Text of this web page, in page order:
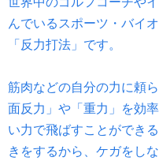
んでいるスポーツ・バイ
「反力打法」です。
筋肉などの自分の力に頼
面反力」や「重力」を効
い力で飛ばすことができ
きをするから、ケガをしな